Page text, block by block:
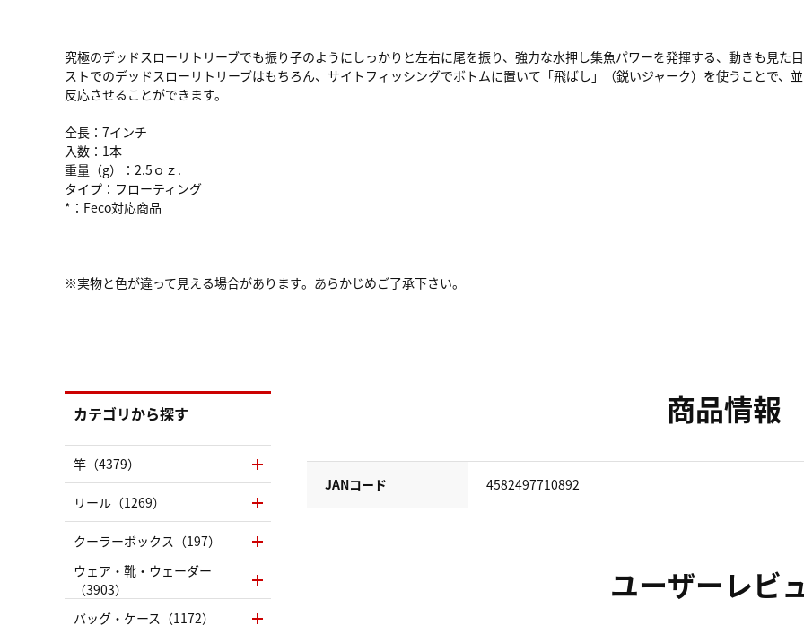
究極のデッドスローリトリーブでも振り子のようにしっかりと左右に尾を振り、強力な水押し集魚パワーを発揮する、動きも見た
ストでのデッドスローリトリーブはもちろん、サイトフィッシングでボトムに置いて「飛ばし」（鋭いジャーク）を使うことで、
反応させることができます。
全長：7インチ
入数：1本
重量（g）：2.5ｏｚ.
タイプ：フローティング
*：Feco対応商品
※実物と色が違って見える場合があります。あらかじめご了承下さい。
商品情報
JANコード 4582497710892
ユーザーレビ
カテゴリから探す
竿（4379）
リール（1269）
クーラーボックス（197）
ウェア・靴・ウェーダー
（3903）
バッグ・ケース（1172）